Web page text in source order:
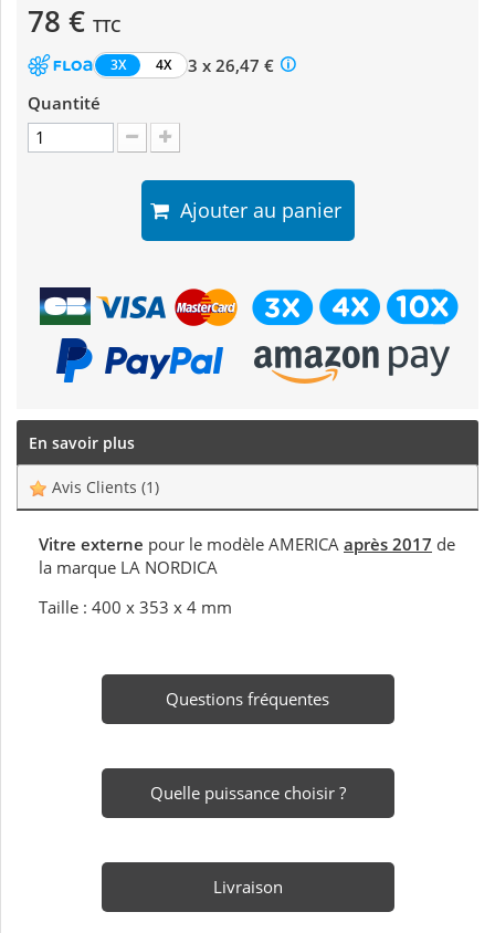
78 € TTC
3X 4X
3 x 26,47 €
Quantité
Ajouter au panier
En savoir plus
Avis Clients (1)
Vitre externe pour le modèle AMERICA après 2017 de
la marque LA NORDICA
Taille : 400 x 353 x 4 mm
Questions fréquentes
Quelle puissance choisir ?
Livraison